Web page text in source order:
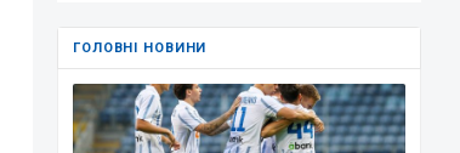
ГОЛОВНІ НОВИНИ